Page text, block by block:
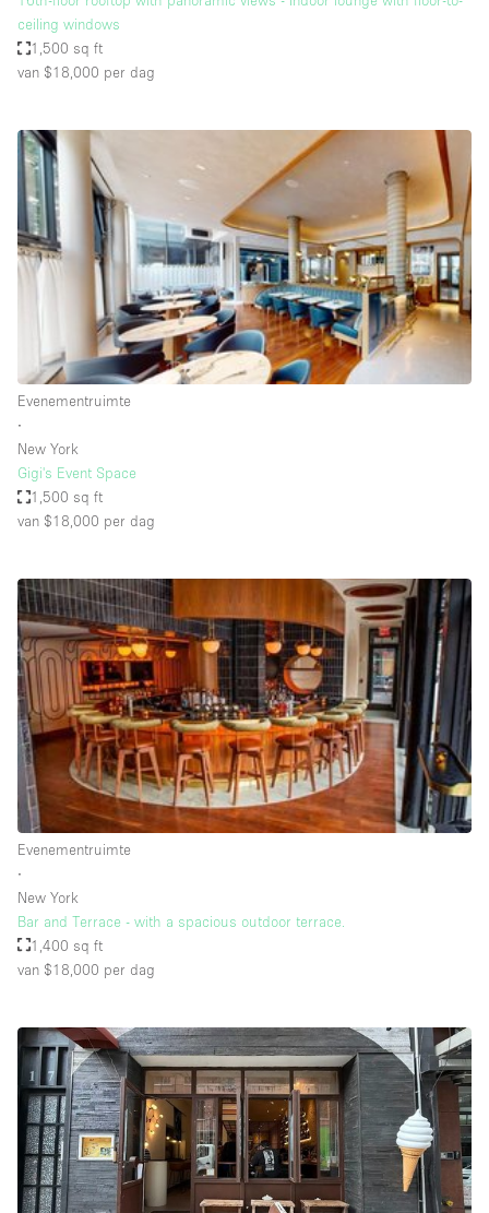
Daglicht
Dakterras
Elektriciteit
Etalage
Grote entree
Haussmann-stijl
Industrieel
Internet
Kantoorbenodigdheden
Keuken
Leefruimte
Lift
Meubilair
Paskamers
Privé-parkeerplaats
RAW
Schitterend uitzicht
Smoking Area
Soundproof
Straatniveau
Toegankelijk voor mensen met handicap
Toiletten
Tuin
Verlichting
Verwarming
Voorraadkamer
Water Access
ceiling windows
1,500 sq ft
van $18,000 per dag
Evenementruimte
∙
New York
Gigi's Event Space
1,500 sq ft
van $18,000 per dag
Evenementruimte
∙
New York
Bar and Terrace - with a spacious outdoor terrace.
1,400 sq ft
van $18,000 per dag